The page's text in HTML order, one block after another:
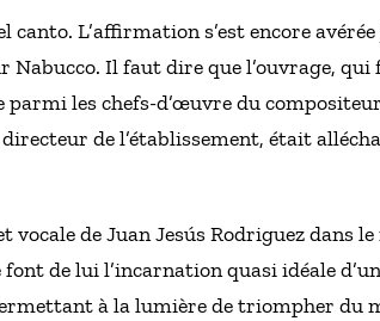
L’affirmation s’est encore
Nabucco. Il faut dire que l’ouvrage,
parmi les chefs-d’œuvre du
de l’établissement, était
vocale de Juan Jesús Rodriguez dans
de lui l’incarnation quasi idéale
à la lumière de triompher du